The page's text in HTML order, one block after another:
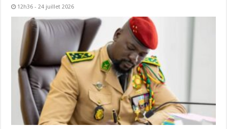
12h36 - 24 juillet 2026